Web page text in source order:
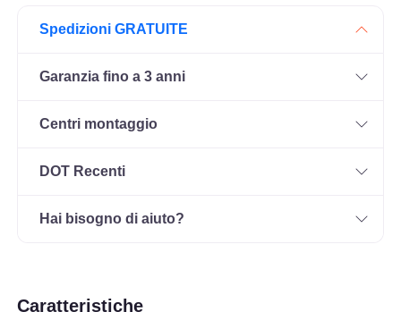
Spedizioni GRATUITE
Garanzia fino a 3 anni
Centri montaggio
DOT Recenti
Hai bisogno di aiuto?
Caratteristiche